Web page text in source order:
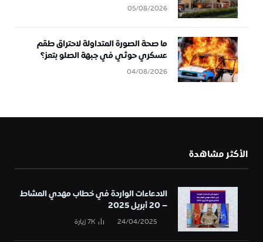
05/08/2026
ما صحة الصورة المتداولة لاحتراق طقم
عسكري حوثي في جبهة الصلو بتعز؟
04/08/2026
الأكثر مشاهدة
الادعاءات الواردة في خطاب مهدي المشاط
– 20 أبريل 2025
24/04/2025
7Kزيارة